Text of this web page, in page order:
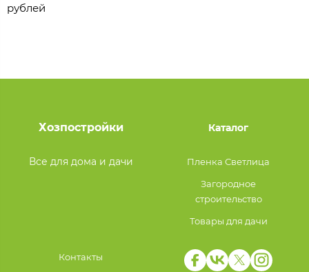
рублей
Хозпостройки
Все для дома и дачи
Каталог
Пленка Светлица
Загородное
строительство
Товары для дачи
Контакты